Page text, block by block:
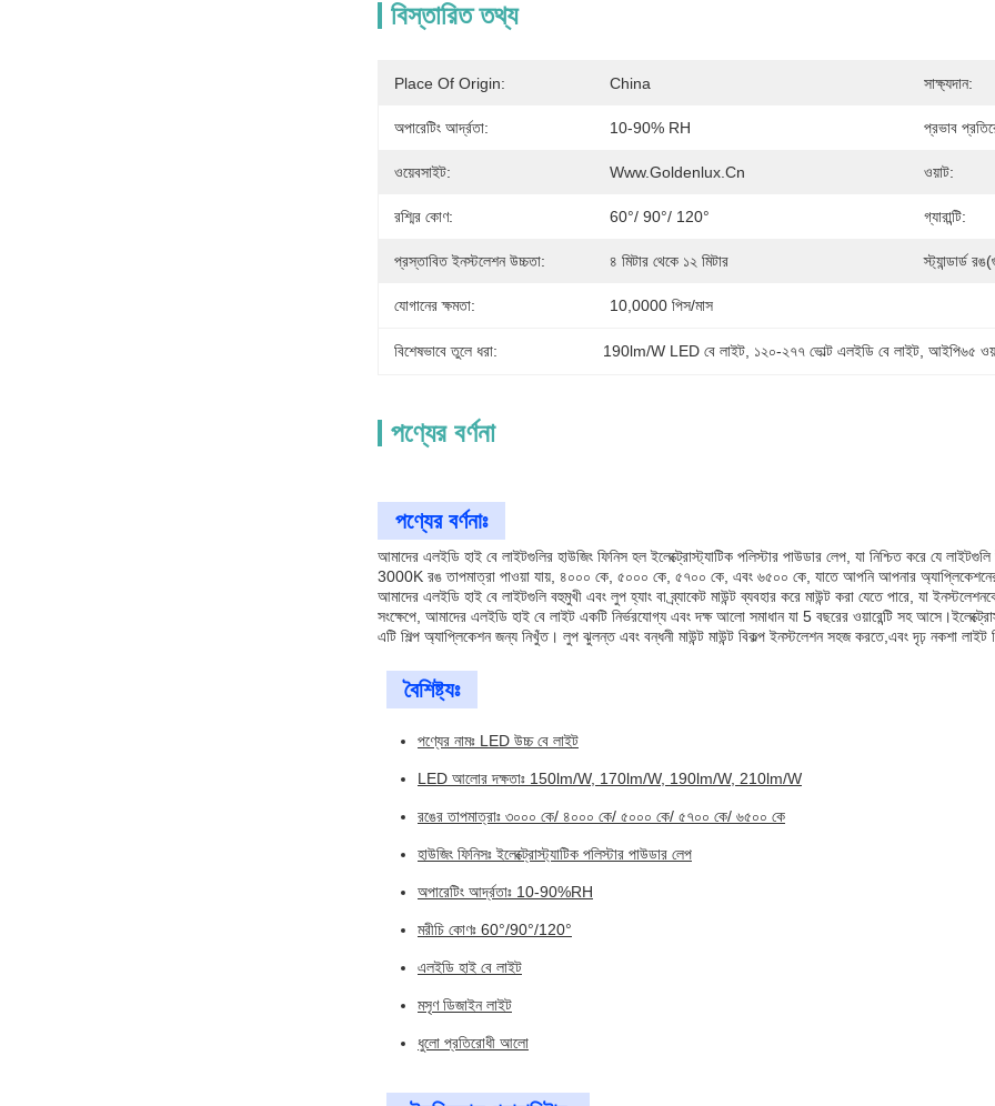
বিস্তারিত তথ্য
Place Of Origin: China সাক্ষ্যদান:
অপারেটিং আর্দ্রতা: 10-90% RH প্রভাব
ওয়েবসাইট: Www.goldenlux.cn ওয়াট:
রশ্মির কোণ: 60°/ 90°/ 120° গ্যারান্টি:
প্রস্তাবিত ইনস্টলেশন উচ্চতা: ৪ মিটার থেকে ১২ মিটার স্ট্যান্ডার্ড
যোগানের ক্ষমতা: 10,0000 পিস/মাস
বিশেষভাবে তুলে ধরা: 190lm/W LED বে লাইট ১২০-২৭৭ ভোল্ট এলইডি বে লাইট , আইপি৬৫
পণ্যের বর্ণনা
পণ্যের বর্ণনাঃ
আমাদের এলইডি হাই বে লাইটগুলির হাউজিং ফিনিস হল ইলেক্ট্রোস্ট্যাটিক পলিস্টার পাউডার লেপ, যা নিশ্চিত করে যে
3000K রঙ তাপমাত্রা পাওয়া যায়, ৪০০০ কে, ৫০০০ কে, ৫৭০০ কে, এবং ৬৫০০ কে, যাতে আপনি আপনার অ্যাপ্লিকেশনের
আমাদের এলইডি হাই বে লাইটগুলি বহুমুখী এবং লুপ হ্যাং বা ব্র্যাকেট মাউন্ট ব্যবহার করে মাউন্ট করা যেতে পারে, যা
সংক্ষেপে, আমাদের এলইডি হাই বে লাইট একটি নির্ভরযোগ্য এবং দক্ষ আলো সমাধান যা 5 বছরের ওয়ারেন্টি সহ
এটি শিল্প অ্যাপ্লিকেশন জন্য নিখুঁত। লুপ ঝুলন্ত এবং বন্ধনী মাউন্ট মাউন্ট বিকল্প ইনস্টলেশন সহজ করতে,এবং দৃঢ় নকশা লাইট
বৈশিষ্ট্যঃ
পণ্যের নামঃ LED উচ্চ বে লাইট
LED আলোর দক্ষতাঃ 150lm/W, 170lm/W, 190lm/W, 210lm/W
রঙের তাপমাত্রাঃ ৩০০০ কে/ ৪০০০ কে/ ৫০০০ কে/ ৫৭০০ কে/ ৬৫০০ কে
হাউজিং ফিনিসঃ ইলেক্ট্রোস্ট্যাটিক পলিস্টার পাউডার লেপ
অপারেটিং আর্দ্রতাঃ 10-90%RH
মরীচি কোণঃ 60°/90°/120°
এলইডি হাই বে লাইট
মসৃণ ডিজাইন লাইট
ধুলো প্রতিরোধী আলো